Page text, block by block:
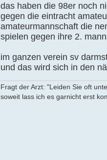
das haben die 98er noch
gegen die eintracht
amateurmannschaft die
spielen gegen ihre 2.
im ganzen verein sv
und das wird sich in den
Fragt der Arzt: "Leiden Sie oft
soweit lass ich es garnicht erst